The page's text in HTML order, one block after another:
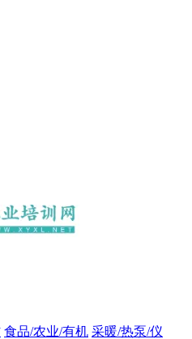
食品/农业/有机 采暖/热泵/仪